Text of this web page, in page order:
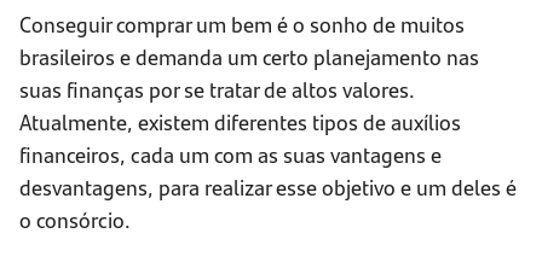
Conseguir comprar um bem é o sonho de muitos
brasileiros e demanda um certo planejamento nas
suas finanças por se tratar de altos valores.
Atualmente, existem diferentes tipos de auxílios
financeiros, cada um com as suas vantagens e
desvantagens, para realizar esse objetivo e um deles é
o consórcio.